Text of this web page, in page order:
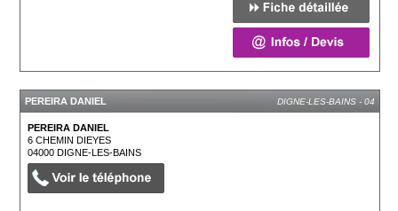
PEREIRA DANIEL DIGNE-LES-BAINS - 04
PEREIRA DANIEL
6 CHEMIN DIEYES
04000DIGNE-LES-BAINS